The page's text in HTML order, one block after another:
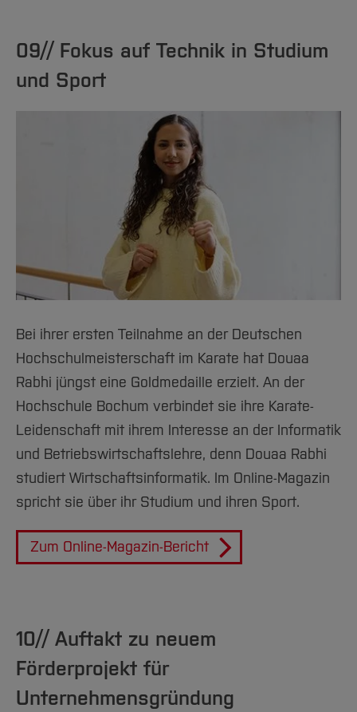
09// Fokus auf Technik in Studium
und Sport
Bei ihrer ersten Teilnahme an der Deutschen
Hochschulmeisterschaft im Karate hat Douaa
Rabhi jüngst eine Goldmedaille erzielt. An der
Hochschule Bochum verbindet sie ihre Karate-
Leidenschaft mit ihrem Interesse an der Informatik
und Betriebswirtschaftslehre, denn Douaa Rabhi
studiert Wirtschaftsinformatik. Im Online-Magazin
spricht sie über ihr Studium und ihren Sport.
Zum Online-Magazin-Bericht
10// Auftakt zu neuem
Förderprojekt für
Unternehmensgründung